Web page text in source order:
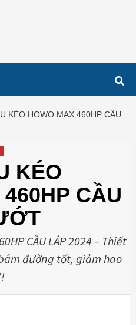
KÉO HOWO MAX 460HP CẦU
KÉO
CẦU
CẦU LÁP 2024 – Thiết
đường tốt, giảm hao